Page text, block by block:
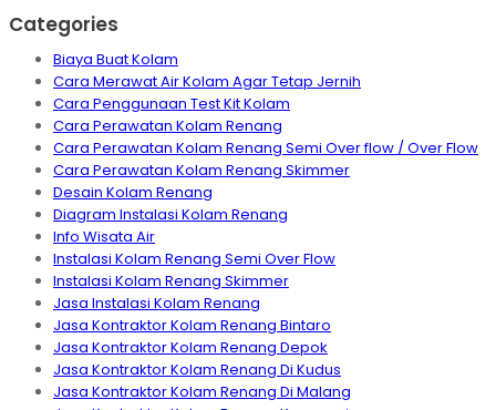
Categories
Biaya Buat Kolam
Cara Merawat Air Kolam Agar Tetap Jernih
Cara Penggunaan Test Kit Kolam
Cara Perawatan Kolam Renang
Cara Perawatan Kolam Renang Semi Over flow / Over Flow
Cara Perawatan Kolam Renang Skimmer
Desain Kolam Renang
Diagram Instalasi Kolam Renang
Info Wisata Air
Instalasi Kolam Renang Semi Over Flow
Instalasi Kolam Renang Skimmer
Jasa Instalasi Kolam Renang
Jasa Kontraktor Kolam Renang Bintaro
Jasa Kontraktor Kolam Renang Depok
Jasa Kontraktor Kolam Renang Di Kudus
Jasa Kontraktor Kolam Renang Di Malang